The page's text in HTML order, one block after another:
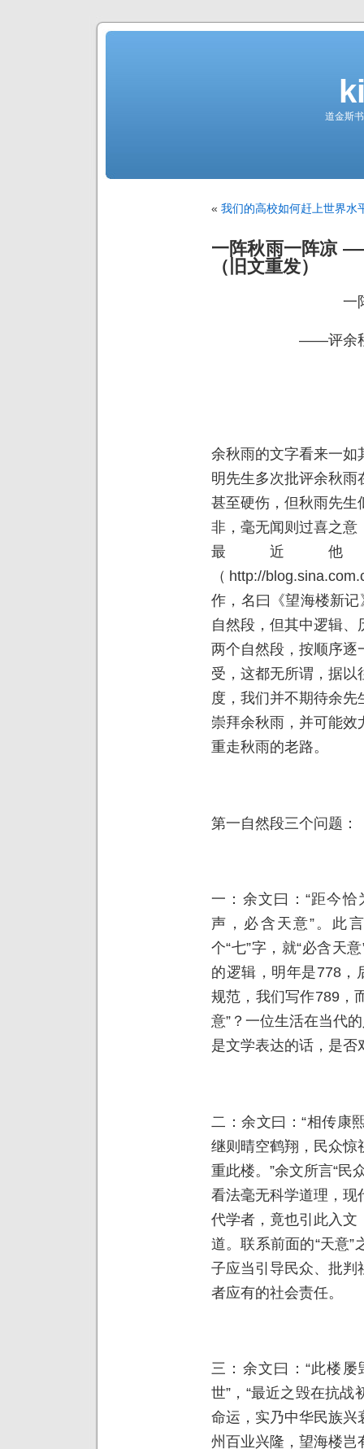
道金斯
« 我们的高校如何赶上世界水
一阵秋雨一阵凉
（旧文重发）
一
——评余
余秋雨的文字看来一
明先生多次批评余秋
甚至硬伤，但秋雨先生
非，毫无闻则过喜之意
最近
（ http://
作，名曰《望海楼新记
自然段，但其中逻辑
两个自然段，按顺序逐
受，这都无所谓，据
度，我们并不期待余
崇拜余秋雨，并可能
重走秋雨的老路。
第一自然段三个问题：
一：余文曰：“距今
声，必含天意”。此
个“七”字，就“必含天
的逻辑，明年是778，
规范，我们写作789，
意”？一位生活在当代
是文学表达的话，是
二：余文曰：“相传康
继则晴空鹤翔，民众惊
重此楼。”余文所言“民
看法毫无科学道理，现
代学者，竟也引此入文
道。联系前面的“天意
子应当引导民众、批判
者应有的社会责任。
三：余文曰：“此楼
世”，“最近之毁在抗
命运，实乃中华民族兴
州百业兴隆，望海楼岂